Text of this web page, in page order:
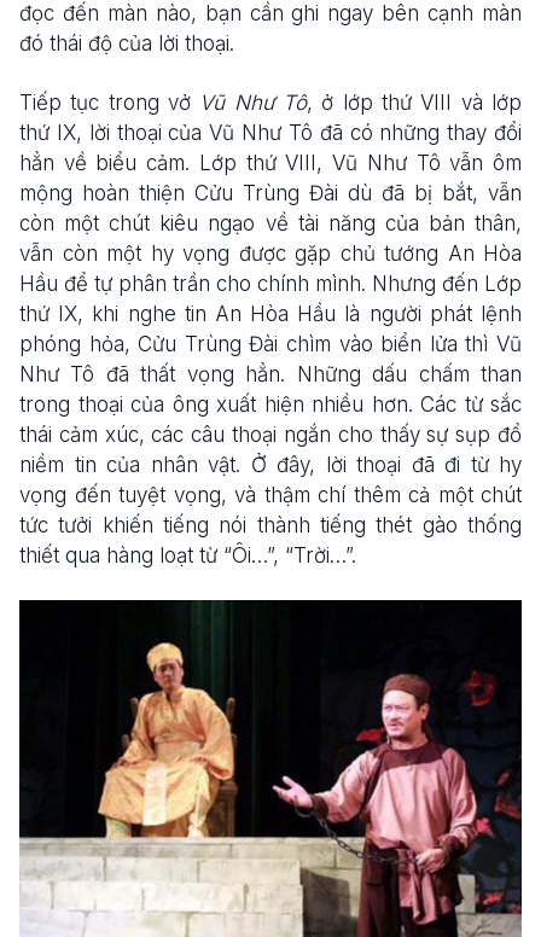
đọc đến màn nào, bạn cần ghi ngay bên cạnh màn
đó thái độ của lời thoại.
Tiếp tục trong vở Vũ Như Tô, ở lớp thứ VIII và lớp
thứ IX, lời thoại của Vũ Như Tô đã có những thay đổi
hẳn về biểu cảm. Lớp thứ VIII, Vũ Như Tô vẫn ôm
mộng hoàn thiện Cửu Trùng Đài dù đã bị bắt, vẫn
còn một chút kiêu ngạo về tài năng của bản thân,
vẫn còn một hy vọng được gặp chủ tướng An Hòa
Hầu để tự phân trần cho chính mình. Nhưng đến Lớp
thứ IX, khi nghe tin An Hòa Hầu là người phát lệnh
phóng hỏa, Cửu Trùng Đài chìm vào biển lửa thì Vũ
Như Tô đã thất vọng hẳn. Những dấu chấm than
trong thoại của ông xuất hiện nhiều hơn. Các từ sắc
thái cảm xúc, các câu thoại ngắn cho thấy sự sụp đổ
niềm tin của nhân vật. Ở đây, lời thoại đã đi từ hy
vọng đến tuyệt vọng, và thậm chí thêm cả một chút
tức tưởi khiến tiếng nói thành tiếng thét gào thống
thiết qua hàng loạt từ “Ôi…”, “Trời…”.